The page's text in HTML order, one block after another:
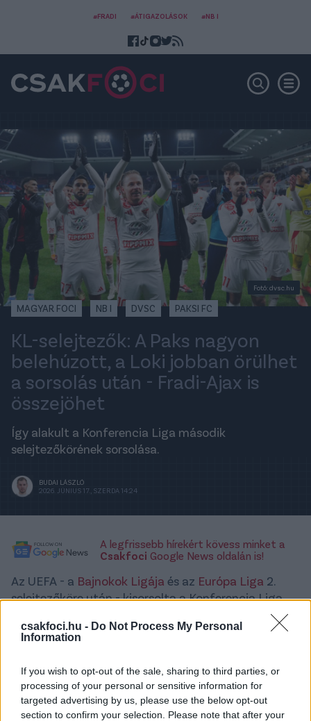
csakfoci.hu - Do Not Process My Personal
Information
If you wish to opt-out of the sale, sharing to third parties, or
processing of your personal or sensitive information for
targeted advertising by us, please use the below opt-out
section to confirm your selection. Please note that after your
#FRADI #ÁTIGAZOLÁSOK #NB I
Fotó: dvsc.hu
MAGYAR FOCI NB I DVSC PAKSI FC
KL-selejtezők: A Paks nagyon
belehúzott, a Loki jobban örülhet
a sorsolás után - Fradi-Ajax is
összejöhet
Így alakult a Konferencia Liga második
selejtezőkörének sorsolása.
BUDAI LÁSZLÓ
2026. JÚNIUS 17., SZERDA 14:24
A legfrissebb hírekért kövess minket a
Csakfoci Google News oldalán is!
Az UEFA - a Bajnokok Ligája és az Európa Liga 2.
selejtezőköre után - kisorsolta a Konferencia Liga
második selejtezőkörének párosításait is. A sorozat
ezen szakaszábana Paks és a DVSC lesz biztosan
Bognár György együttese a görög
Panathinaikoszt, míg a Loki a Marsaxlokk (máltai)-
Pjunyik (örmény) párharc győztesét kapta.